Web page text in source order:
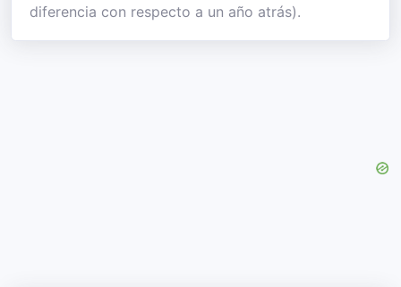
diferencia con respecto a un año atrás).